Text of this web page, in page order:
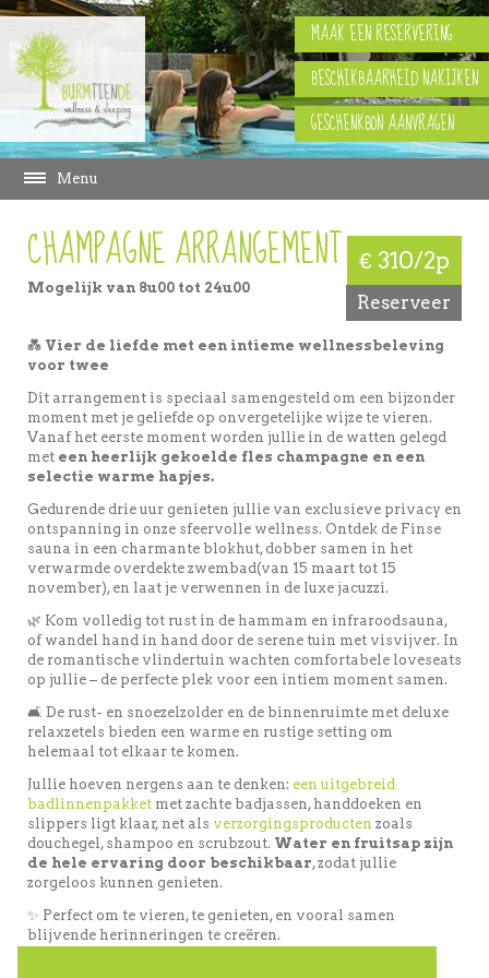
MAAK EEN RESERVERING
BESCHIKBAARHEID NAKIJKEN
GESCHENKBON AANVRAGEN
Menu
CHAMPAGNE ARRANGEMENT € 310/2p
Reserveer
Mogelijk van 8u00 tot 24u00
💑 Vier de liefde met een intieme wellnessbeleving
voor twee
Dit arrangement is speciaal samengesteld om een bijzonder
moment met je geliefde op onvergetelijke wijze te vieren.
Vanaf het eerste moment worden jullie in de watten gelegd
met een heerlijk gekoelde fles champagne en een
selectie warme hapjes.
Gedurende drie uur genieten jullie van exclusieve privacy en
ontspanning in onze sfeervolle wellness. Ontdek de Finse
sauna in een charmante blokhut, dobber samen in het
verwarmde overdekte zwembad(van 15 maart tot 15
november), en laat je verwennen in de luxe jacuzzi.
🌿 Kom volledig tot rust in de hammam en infraroodsauna,
of wandel hand in hand door de serene tuin met visvijver. In
de romantische vlindertuin wachten comfortabele loveseats
op jullie – de perfecte plek voor een intiem moment samen.
🛋️ De rust- en snoezelzolder en de binnenruimte met deluxe
relaxzetels bieden een warme en rustige setting om
helemaal tot elkaar te komen.
Jullie hoeven nergens aan te denken: een uitgebreid
badlinnenpakket met zachte badjassen, handdoeken en
slippers ligt klaar, net als verzorgingsproducten zoals
douchegel, shampoo en scrubzout. Water en fruitsap zijn
de hele ervaring door beschikbaar, zodat jullie
zorgeloos kunnen genieten.
✨ Perfect om te vieren, te genieten, en vooral samen
blijvende herinneringen te creëren.